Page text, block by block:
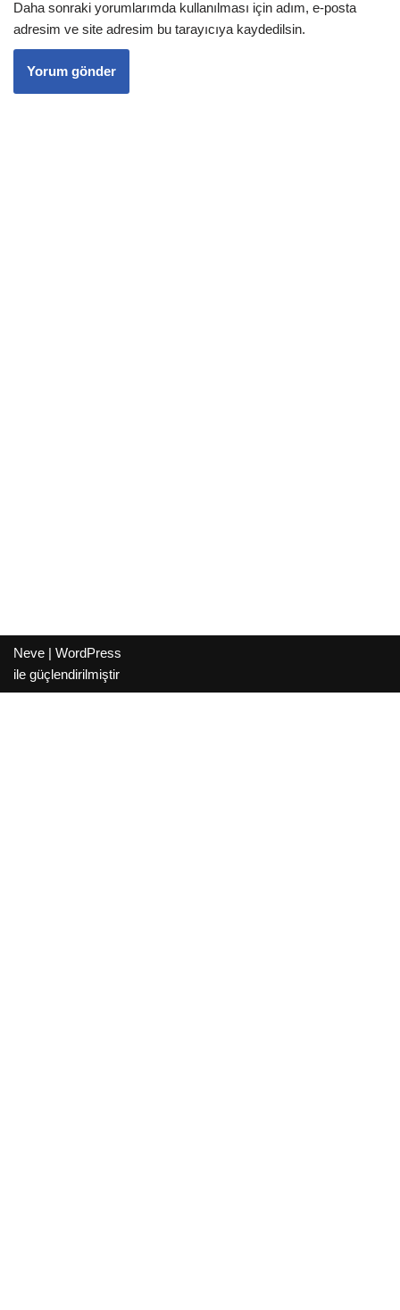
Daha sonraki yorumlarımda kullanılması için adım, e-posta
adresim ve site adresim bu tarayıcıya kaydedilsin.
Neve | WordPress
ile güçlendirilmiştir